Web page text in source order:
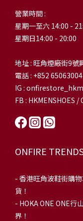
營業時間 :
星期一至六 14:00 -
星期日14:00 - 20:00
地址 : 旺角煙廠街9號
電話 : +852 65063004
IG :
FB : HKMENSHOES
ONFIRE
- 香港旺角波鞋街購
貨！
- HOKA ONE ONE行
界！